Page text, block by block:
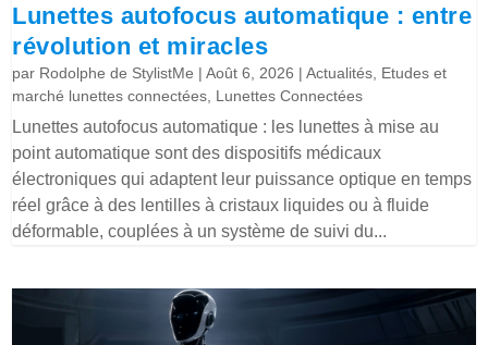
Lunettes autofocus automatique : entre
révolution et miracles
par Rodolphe de StylistMe |Août 6, 2026 |Actualités, Etudes et
marché lunettes connectées, Lunettes Connectées
Lunettes autofocus automatique : les lunettes à mise au
point automatique sont des dispositifs médicaux
électroniques qui adaptent leur puissance optique en temps
réel grâce à des lentilles à cristaux liquides ou à fluide
déformable, couplées à un système de suivi du...